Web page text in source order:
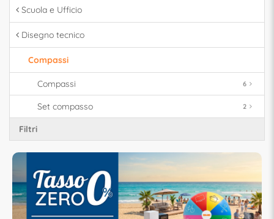
Scuola e Ufficio
Disegno tecnico
Compassi
6
Compassi
2
Set compasso
Filtri